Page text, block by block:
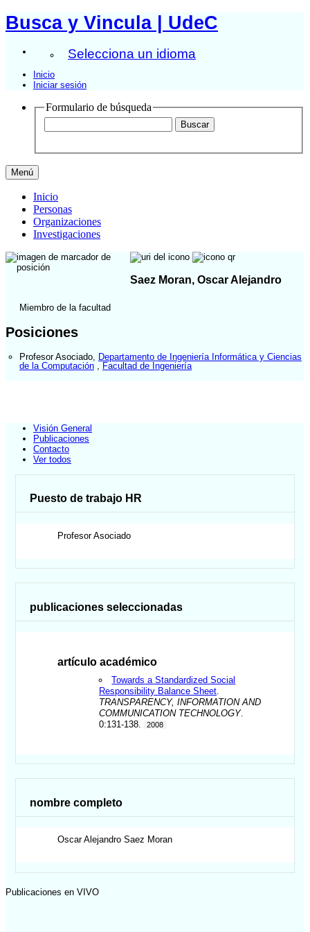
Busca y Vincula | UdeC
Selecciona un idioma
Inicio
Iniciar sesión
Formulario de búsqueda
Menú
Inicio
Personas
Organizaciones
Investigaciones
Saez Moran, Oscar Alejandro
Miembro de la facultad
Posiciones
Profesor Asociado Departamento de Ingeniería Informática y Ciencias
de la Computación
Facultad de Ingeniería
Visión General
Publicaciones
Contacto
Ver todos
Puesto de trabajo HR
Profesor Asociado
publicaciones seleccionadas
artículo académico
Towards a Standardized Social
Responsibility Balance Sheet
TRANSPARENCY, INFORMATION AND
COMMUNICATION TECHNOLOGY.
0:131-138.
2008
nombre completo
Oscar Alejandro Saez Moran
Publicaciones en VIVO